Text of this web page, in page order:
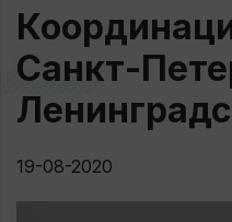
Санкт-
19-08-2020